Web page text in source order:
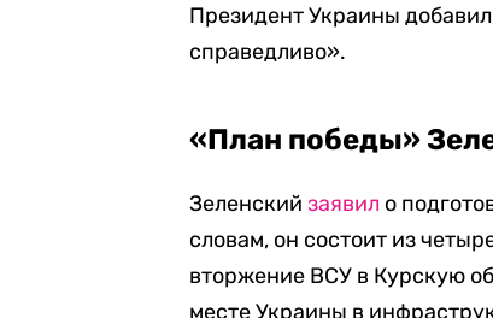
Президент Украины
справедливо».
«План победы»
Зеленскийзаявил о
словам, он состоит из
вторжение ВСУ в Курскую
месте Украины в